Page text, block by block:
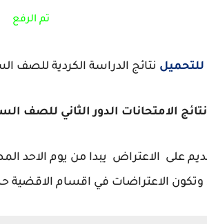
تم الرفع
نتائج الدراسة الكردية للصف
نتائج الامتحانات الدور الثاني للصف